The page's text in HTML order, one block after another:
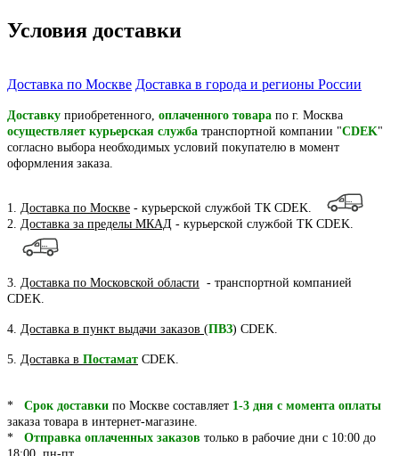
Условия доставки
Доставка по Москве Доставка в города и регионы России
Доставку приобретенного, оплаченного товара по г. Москва
осуществляет курьерская служба транспортной компании "CDEK"
согласно выбора необходимых условий покупателю в момент
оформления заказа.
1. Доставка по Москве - курьерской службой ТК CDEK.
2. Доставка за пределы МКАД - курьерской службой ТК CDEK.
3. Доставка по Московской области - транспортной компанией
CDEK.
4. Доставка в пункт выдачи заказов (ПВЗ) CDEK.
5. Доставка в Постамат CDEK.
* Срок доставки по Москве составляет 1-3 дня с момента оплаты
заказа товара в интернет-магазине.
* Отправка оплаченных заказов только в рабочие дни с 10:00 до